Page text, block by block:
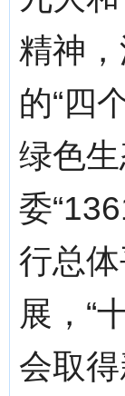
精神
的“四
绿色
委
行总
展，“
会取得